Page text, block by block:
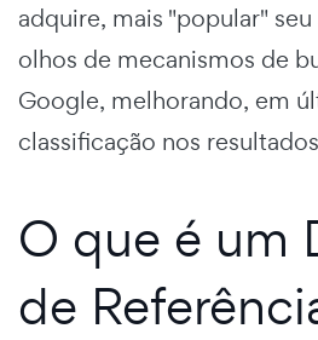
adquire, mais "popular"
olhos de mecanismos de
Google, melhorando, em
classificação nos
O que é um
de